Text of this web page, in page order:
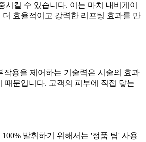
킬 수 있습니다. 이는 마치 내비게이
효율적이고 강력한 리프팅 효과를 만
용을 제어하는 기술력은 시술의 효과
문입니다. 고객의 피부에 직접 닿는
발휘하기 위해서는 '정품 팁' 사용